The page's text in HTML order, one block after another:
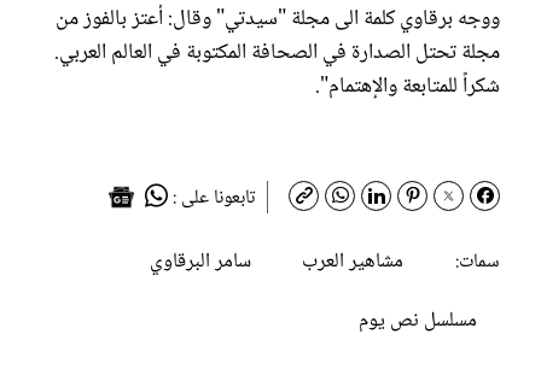
ووجه برقاوي كلمة الى مجلة "سيدتي" وقال: أعتز بالفوز من
مجلة تحتل الصدارة في الصحافة المكتوبة في العالم العربي.
شكراً للمتابعة والإهتمام".
تابعونا على :
سمات:
مشاهير العرب
سامر البرقاوي
مسلسل نص يوم